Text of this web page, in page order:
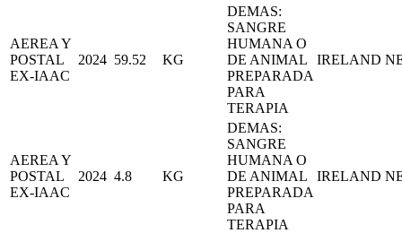
AEREA Y
POSTAL
EX-IAAC
2024 59.52 KG
DEMAS:
SANGRE
HUMANA O
DE ANIMAL
PREPARADA
PARA
TERAPIA
IRELAND
AEREA Y
POSTAL
EX-IAAC
2024 4.8 KG
DEMAS:
SANGRE
HUMANA O
DE ANIMAL
PREPARADA
PARA
TERAPIA
IRELAND